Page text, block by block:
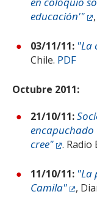
educación'"
03/11/11: "La
Chile. PDF
Octubre 2011:
21/10/11:
encapuchado
cree"
. Radio
11/10/11: "La
Camila"
,